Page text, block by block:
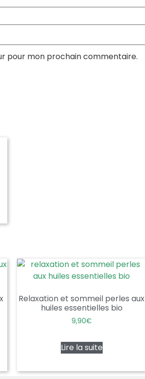
pour mon prochain commentaire.
Relaxation et sommeil perles aux
huiles essentielles bio
9,90€
Lire la suite